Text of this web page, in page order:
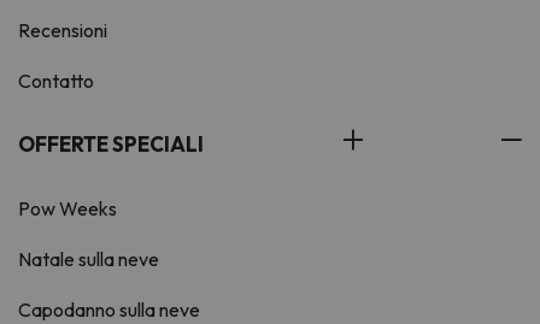
Recensioni
Contatto
OFFERTE SPECIALI
Pow Weeks
Natale sulla neve
Capodanno sulla neve